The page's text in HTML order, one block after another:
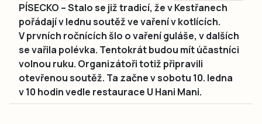
PÍSECKO – Stalo se již tradicí, že v Kestřanech
pořádají v lednu soutěž ve vaření v kotlících.
V prvních ročnících šlo o vaření guláše, v dalších
se vařila polévka. Tentokrát budou mít účastníci
volnou ruku. Organizátoři totiž připravili
otevřenou soutěž. Ta začne v sobotu 10. ledna
v 10 hodin vedle restaurace U Hani Mani.